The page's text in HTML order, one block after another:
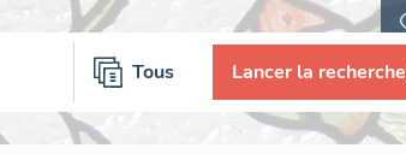
Tous Lancer la recherche